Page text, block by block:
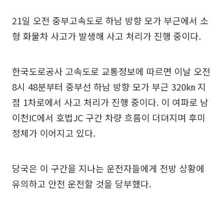
21일 오전 중부고속도로 하남 방향 모가 부근에서 소
형 화물차 사고가 발생해 사고 처리가 진행 중이다.
한국도로공사 고속도로 교통정보에 따르면 이날 오전
8시 48분부터 중부선 하남 방향 모가 부근 320㎞ 지
점 1차로에서 사고 처리가 진행 중이다. 이 여파로 남
이천IC에서 호법JC 구간 차량 흐름이 더뎌지며 후미
정체가 이어지고 있다.
당국은 이 구간을 지나는 운전자들에게 전방 상황에
유의하고 안전 운전할 것을 당부했다.